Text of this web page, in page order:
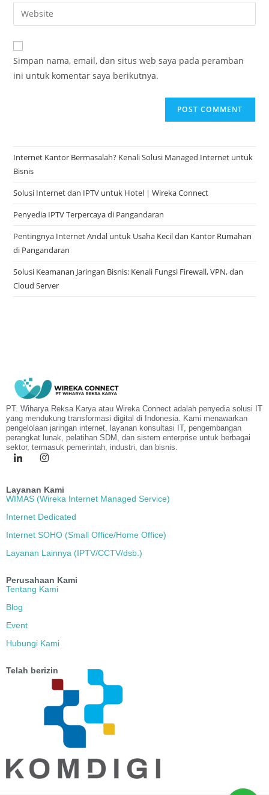
Simpan nama, email, dan situs web saya pada peramban
ini untuk komentar saya berikutnya.
Internet Kantor Bermasalah? Kenali Solusi Managed Internet untuk
Bisnis
Solusi Internet dan IPTV untuk Hotel | Wireka Connect
Penyedia IPTV Terpercaya di Pangandaran
Pentingnya Internet Andal untuk Usaha Kecil dan Kantor Rumahan
di Pangandaran
Solusi Keamanan Jaringan Bisnis: Kenali Fungsi Firewall, VPN, dan
Cloud Server
PT. Wiharya Reksa Karya atau Wireka Connect adalah penyedia solusi IT
yang mendukung transformasi digital di Indonesia. Kami menawarkan
pengelolaan jaringan internet, layanan konsultasi IT, pengembangan
perangkat lunak, pelatihan SDM, dan sistem enterprise untuk berbagai
sektor, termasuk pemerintah, industri, dan bisnis.
Layanan Kami
WIMAS (Wireka Internet Managed Service)
Internet Dedicated
Internet SOHO (Small Office/Home Office)
Layanan Lainnya (IPTV/CCTV/dsb.)
Perusahaan Kami
Tentang Kami
Blog
Event
Hubungi Kami
Telah berizin